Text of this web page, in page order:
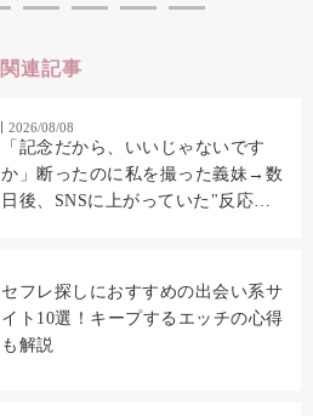
関連記事
2026/08/08
「記念だから、いいじゃないです
か」断ったのに私を撮った義妹→数
日後、SNSに上がっていた"反応
セフレ探しにおすすめの出会い系サ
イト10選！キープするエッチの心得
も解説